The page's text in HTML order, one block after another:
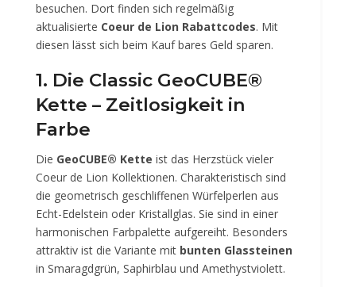
besuchen. Dort finden sich regelmäßig
aktualisierte Coeur de Lion Rabattcodes. Mit
diesen lässt sich beim Kauf bares Geld sparen.
1. Die Classic GeoCUBE®
Kette – Zeitlosigkeit in
Farbe
Die GeoCUBE® Kette ist das Herzstück vieler
Coeur de Lion Kollektionen. Charakteristisch sind
die geometrisch geschliffenen Würfelperlen aus
Echt-Edelstein oder Kristallglas. Sie sind in einer
harmonischen Farbpalette aufgereiht. Besonders
attraktiv ist die Variante mit bunten Glassteinen
in Smaragdgrün, Saphirblau und Amethystviolett.